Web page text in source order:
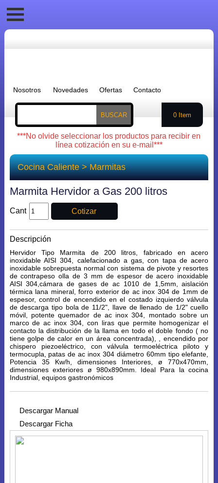
Nosotros Novedades Ofertas Contacto
BUSCAR 0 Item
***No olvide seleccionar los productos para recibir en
línea cotización en su e-mail***
Cocina Caliente>Marmitas
Marmita Hervidor a Gas 200 litros
Cant Cotizar
Descripción
Hervidor Tipo Marmita de 200 litros, fabricado en acero
inoxidable AISI 304, calefacionado a gas, con tapa de acero
inoxidable sobrepuesta normal con sistema de pivote y resortes
de contrapeso olla de 3 mm de espesor de acero inoxidable
AISI 304,cámara de gases de ac 1010 de 1,5mm, aislación
térmica lana mineral, forro exterior de ac inox 304 de 1mm de
espesor, control de encendido en el costado izquierdo válvula
de descarga tipo bola de 11/2", llave de llenado de 1/2" cuello
móvil, potente quemador de ac inox 304, montado sobre un
marco de ac inox 304, con liras que permite homogenizar el
contacto la distribución de la llama en todo el doble fondo ( no
tiene golpe de calor en un área concentrada), , encendido por
chispero piezoeléctrico, con válvula termoeléctrica piloto y
termocupla, patas de ac inox 304 diámetro 60mm tipo elefante,
Potencia 35 Kw/h, dimensiones Interiores, ø 770x470mm,
dimensiones exteriores ø 980x890mm. Ideal Para la cocina
Industrial, equipos gastronómicos
Descargar Manual
Descargar Ficha